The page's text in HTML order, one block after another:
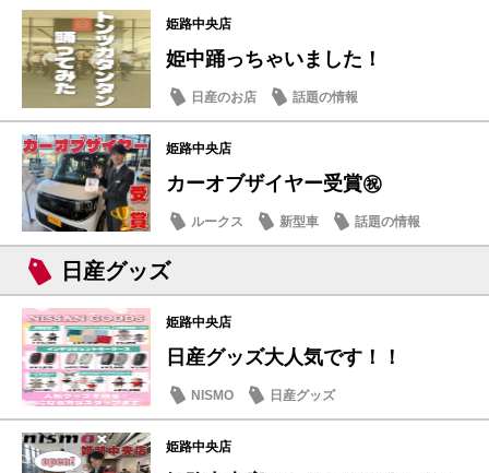
姫路中央店
姫中踊っちゃいました！
日産のお店 話題の情報
姫路中央店
カーオブザイヤー受賞㊗
ルークス 新型車 話題の情報
日産グッズ
姫路中央店
日産グッズ大人気です！！
NISMO 日産グッズ
姫路中央店